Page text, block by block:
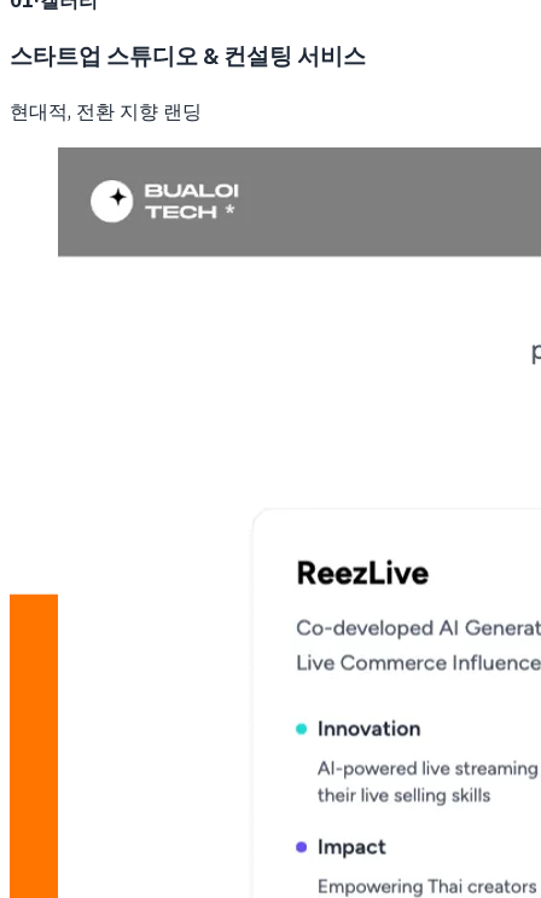
스타트업 스튜디오 & 컨설팅 서비스
현대적, 전환 지향 랜딩